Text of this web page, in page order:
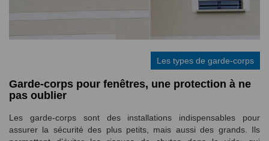
Les types de garde-corps
Garde-corps pour fenêtres, une protection à ne
pas oublier
Les garde-corps sont des installations indispensables pour
assurer la sécurité des plus petits, mais aussi des grands. Ils